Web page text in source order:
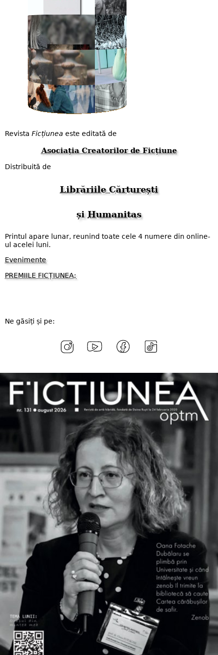
Revista Ficțiunea este editată de
Asociația Creatorilor de Ficțiune
Distribuită de
Librăriile Cărturești
șiHumanitas
Printul apare lunar, reunind toate cele 4 numere din online-
ul acelei luni.
Evenimente
PREMIILE FICȚIUNEA;
Ne găsiți și pe: